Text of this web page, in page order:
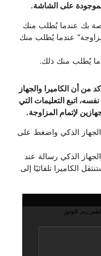
على الشاشة.
بك عندما يُطلب منك
عندما يُطلب منك
يُطلب منك ذلك.
من أن الكاميرا والجهاز
اتبع التعليمات التي
لإتمام المزاوجة.
الذكي واضغط على
الذكي رسالة عند
الكاميرا تلقائيًا إلى